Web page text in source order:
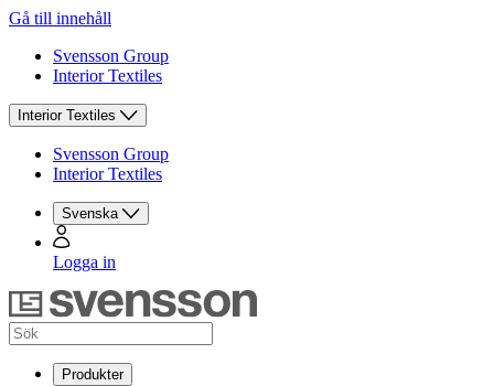
Gå till innehåll
Svensson Group
Interior Textiles
Interior Textiles
Svensson Group
Interior Textiles
Svenska
Logga in
Produkter